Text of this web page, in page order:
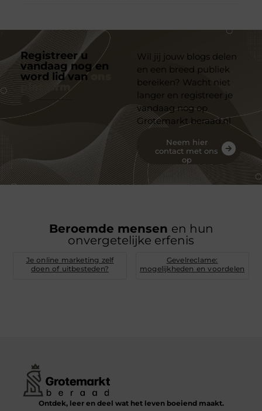
Registreer u
vandaag nog en
word lid van
platform
Wil jij jouw blogs delen
en een breed publiek
bereiken? Wacht niet
langer en registreer je
vandaag nog op
Grotemarkt beraad.nl
Neem hier
contact met ons
op
Beroemde mensen en hun
onvergetelijke erfenis
Je online marketing zelf
doen of uitbesteden?
Gevelreclame:
mogelijkheden en voordelen
Ontdek, leer en deel wat het leven boeiend maakt.